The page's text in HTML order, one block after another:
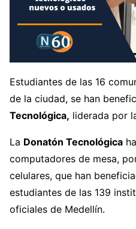
Estudiantes de las 16
de la ciudad, se han
Tecnológica, liderada por
La Donatón Tecnológica
computadores de mesa,
celulares, que han
estudiantes de las 139
oficiales de Medellín.